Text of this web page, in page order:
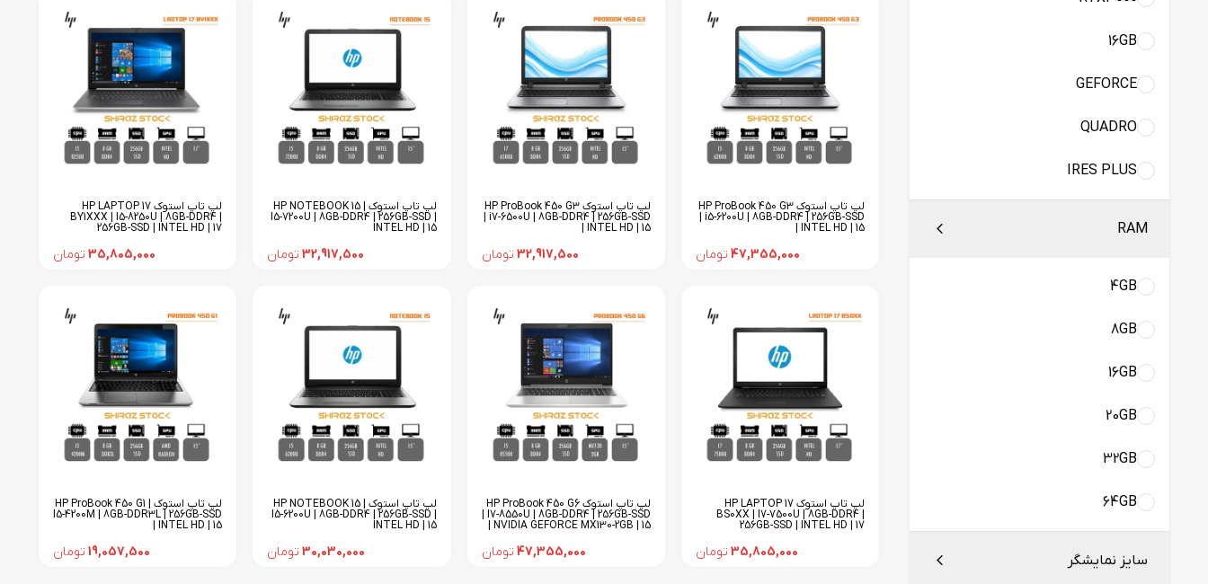
16GB
GEFORCE
QUADRO
IRES PLUS
RAM
4GB
8GB
16GB
20GB
32GB
64GB
سایز نمایشگر
لپ تاپ استوک HP ProBook 450 G3
| i5-6200U | 8GB-DDR4 | 256GB-SSD
| INTEL HD | 15
47,355,000 تومان
لپ تاپ استوک HP ProBook 450 G3
| i7-6500U | 8GB-DDR4 | 256GB-SSD
| INTEL HD | 15
32,917,500 تومان
لپ تاپ استوک HP NOTEBOOK 15 |
I5-7200U | 8GB-DDR4 | 256GB-SSD |
INTEL HD | 15
32,917,500 تومان
لپ تاپ استوک HP LAPTOP 17
BY1XXX | I5-8250U | 8GB-DDR4 |
256GB-SSD | INTEL HD | 17
35,805,000 تومان
لپ تاپ استوک HP LAPTOP 17
BS0XX | I7-7500U | 8GB-DDR4 |
256GB-SSD | INTEL HD | 17
35,805,000 تومان
لپ تاپ استوک HP ProBook 450 G6
| I7-8550U | 8GB-DDR4 | 256GB-SSD
| NVIDIA GEFORCE MX130-2GB | 15
47,355,000 تومان
لپ تاپ استوک HP NOTEBOOK 15 |
I5-6200U | 8GB-DDR4 | 256GB-SSD |
INTEL HD | 15
30,030,000 تومان
لپ تاپ استوک HP ProBook 450 G1 |
I5-4200M | 8GB-DDR3L | 256GB-SSD
| INTEL HD | 15
19,057,500 تومان